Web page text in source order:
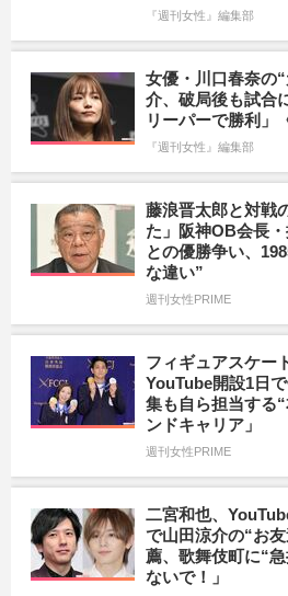
『週刊女性』編集部
女優・川口春奈の
介、破局後も試合
リーパーで勝利」
『週刊女性』編集部
藤浪晋太郎と対戦
た」阪神OB会長
との優勝争い、
な違い”
週刊女性PRIME
フィギュアスケー
YouTube開設1日
集も自ら担当する
ンドキャリア」
週刊女性PRIME
二宮和也、
で山田涼介の“お
薦、歌舞伎町に“
ないで！」